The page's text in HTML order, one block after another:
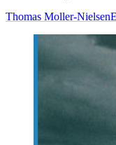
Thomas Moller-Nielsen